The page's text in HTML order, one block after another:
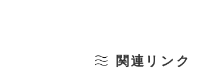
関連リンク